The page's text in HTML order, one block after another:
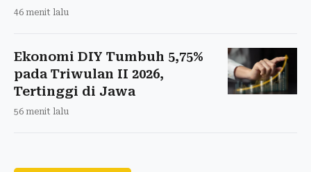
46 menit lalu
Ekonomi DIY Tumbuh 5,75%
pada Triwulan II 2026,
Tertinggi di Jawa
56 menit lalu